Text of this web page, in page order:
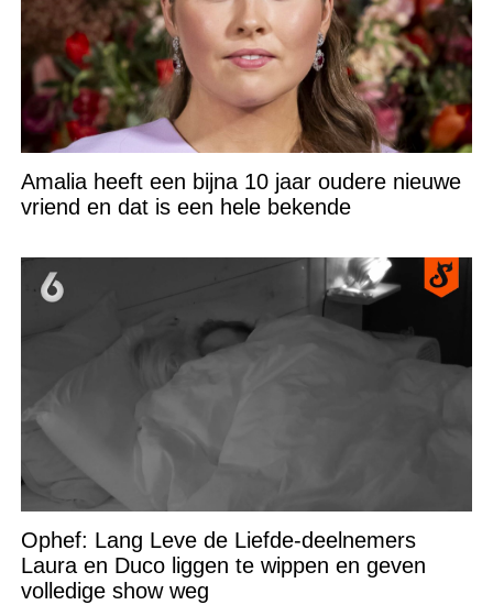
Amalia heeft een bijna 10 jaar oudere nieuwe
vriend en dat is een hele bekende
Ophef: Lang Leve de Liefde-deelnemers
Laura en Duco liggen te wippen en geven
volledige show weg